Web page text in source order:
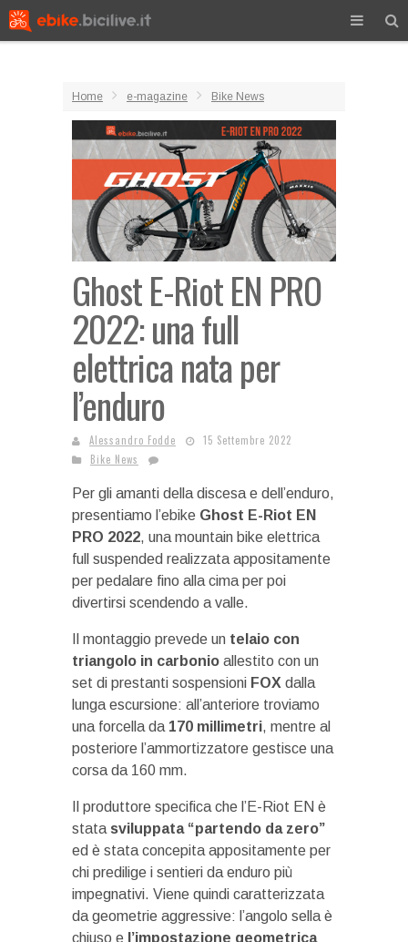
Home e-magazine Bike News
Ghost E-Riot EN PRO
2022: una full
elettrica nata per
l’enduro
Alessandro Fodde
15 Settembre 2022
Bike News
Per gli amanti della discesa e dell’enduro,
presentiamo l’ebike Ghost E-Riot EN
PRO 2022, una mountain bike elettrica
full suspended realizzata appositamente
per pedalare fino alla cima per poi
divertirsi scendendo a valle.
Il montaggio prevede un telaio con
triangolo in carbonio allestito con un
set di prestanti sospensioni FOX dalla
lunga escursione: all’anteriore troviamo
una forcella da 170 millimetri, mentre al
posteriore l’ammortizzatore gestisce una
corsa da 160 mm.
Il produttore specifica che l’E-Riot EN è
stata sviluppata “partendo da zero”
ed è stata concepita appositamente per
chi predilige i sentieri da enduro più
impegnativi. Viene quindi caratterizzata
da geometrie aggressive: l’angolo sella è
chiuso e l’impostazione geometrica